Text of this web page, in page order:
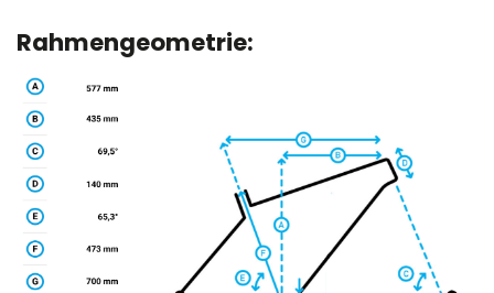
Rahmengeometrie: